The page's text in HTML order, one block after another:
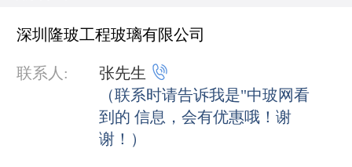
深圳隆玻工程玻璃有限公司
联系人: 张先生 
（联系时请告诉我是"中玻网看
到的 信息，会有优惠哦！谢
谢！）